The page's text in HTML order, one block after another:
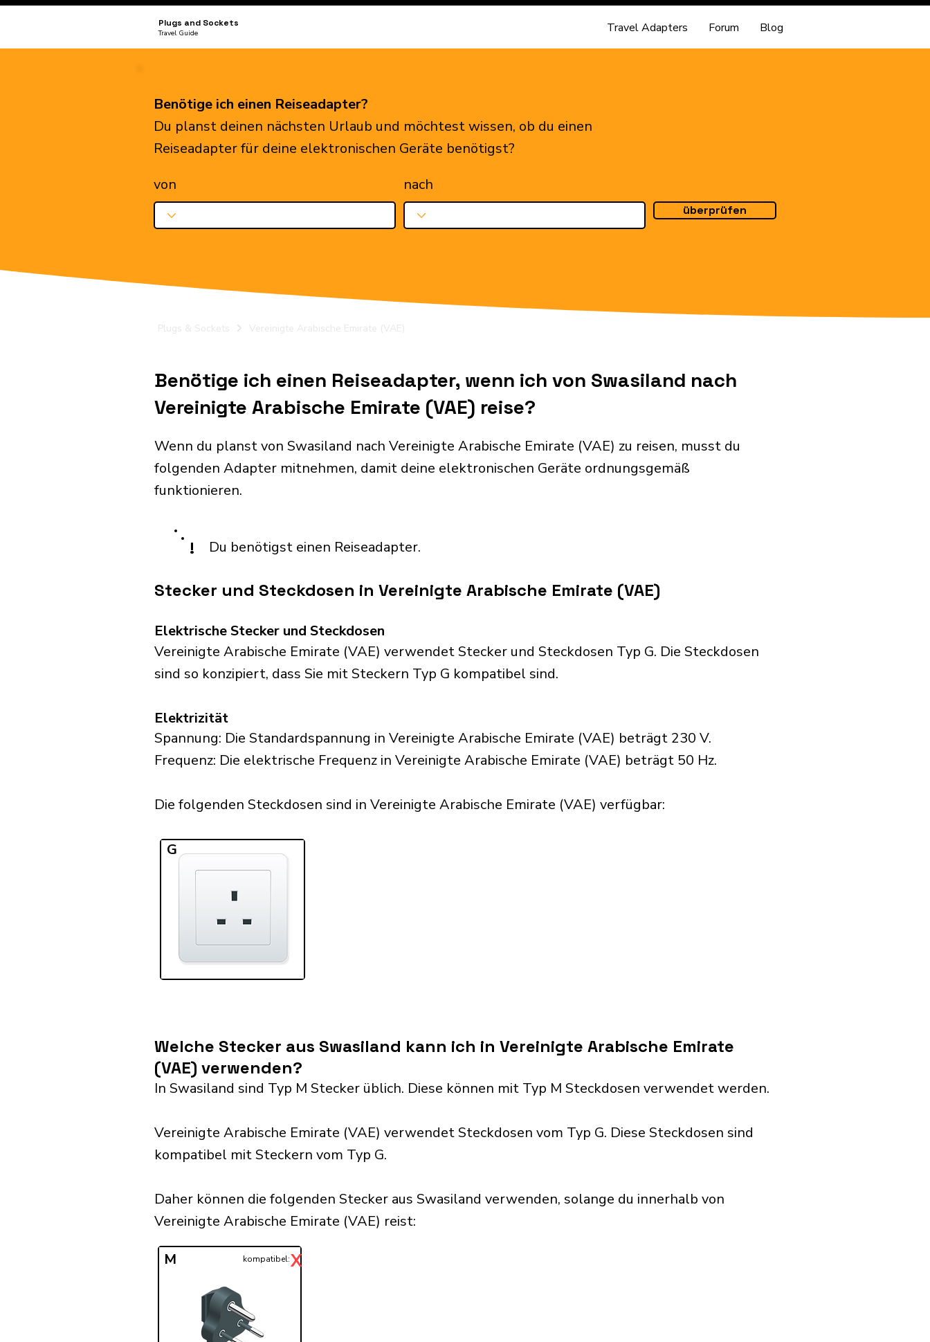
Plugs and Sockets
Travel Guide Travel Adapters Forum Blog
Benötige ich einen Reiseadapter?
Du planst deinen nächsten Urlaub und möchtest wissen, ob du einen
Reiseadapter für deine elektronischen Geräte benötigst?
von
nach
überprüfen
Plugs & Sockets Vereinigte Arabische Emirate (VAE)
Benötige ich einen Reiseadapter, wenn ich von Swasiland nach
Vereinigte Arabische Emirate (VAE) reise?
Wenn du planst von Swasiland nach Vereinigte Arabische Emirate (VAE) zu reisen, musst du
folgenden Adapter mitnehmen, damit deine elektronischen Geräte ordnungsgemäß
funktionieren.
! Du benötigst einen Reiseadapter.
Stecker und Steckdosen in Vereinigte Arabische Emirate (VAE)
Elektrische Stecker und Steckdosen
Vereinigte Arabische Emirate (VAE) verwendet Stecker und Steckdosen Typ G. Die Steckdosen
sind so konzipiert, dass Sie mit Steckern Typ G kompatibel sind.
Elektrizität
Spannung: Die Standardspannung in Vereinigte Arabische Emirate (VAE) beträgt 230 V.
Frequenz: Die elektrische Frequenz in Vereinigte Arabische Emirate (VAE) beträgt 50 Hz.
Die folgenden Steckdosen sind in Vereinigte Arabische Emirate (VAE) verfügbar:​
G
Welche Stecker aus Swasiland kann ich in Vereinigte Arabische Emirate
(VAE) verwenden?
In Swasiland sind Typ M Stecker üblich. Diese können mit Typ M Steckdosen verwendet werden.
Vereinigte Arabische Emirate (VAE) verwendet Steckdosen vom Typ G. Diese Steckdosen sind
kompatibel mit Steckern vom Typ G.
Daher können die folgenden Stecker aus Swasiland verwenden, solange du innerhalb von
Vereinigte Arabische Emirate (VAE) reist:​
M kompatibel:X